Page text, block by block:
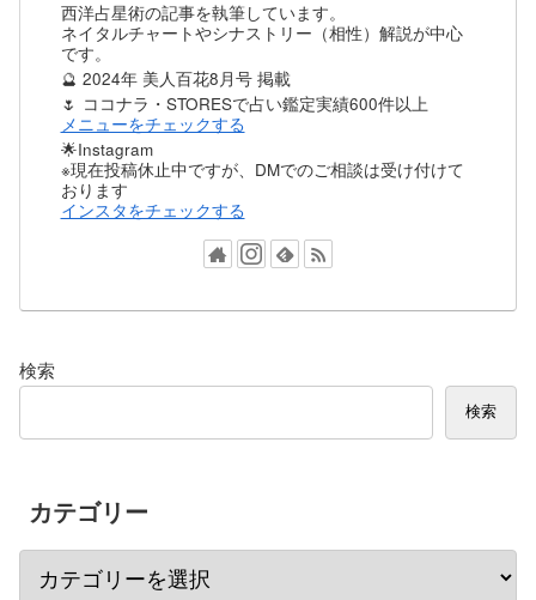
西洋占星術の記事を執筆しています。
ネイタルチャートやシナストリー（相性）解説が中心
です。
🔮 2024年 美人百花8月号 掲載
🌷 ココナラ・STORESで占い鑑定実績600件以上
メニューをチェックする
🌟Instagram
※現在投稿休止中ですが、DMでのご相談は受け付けて
おります
インスタをチェックする
検索
検索
カテゴリー